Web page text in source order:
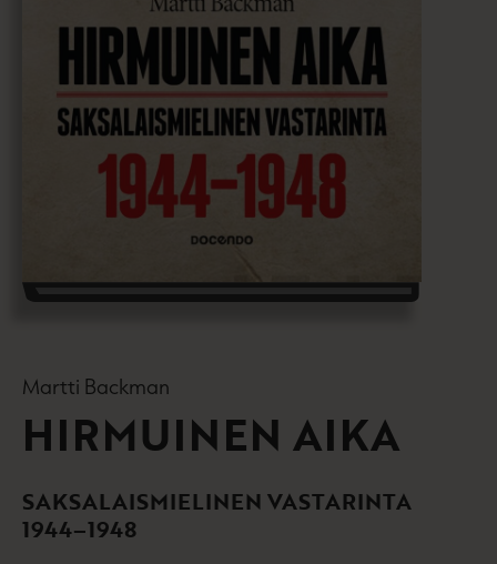
Martti Backman
HIRMUINEN AIKA
SAKSALAISMIELINEN VASTARINTA
1944–1948